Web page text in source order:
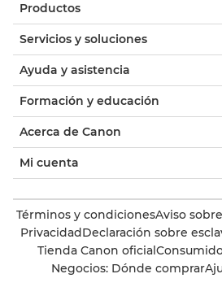
Productos
Servicios y soluciones
Ayuda y asistencia
Formación y educación
Acerca de Canon
Mi cuenta
Términos y condicionesAviso
PrivacidadDeclaración sobre
Tienda Canon oficial
Negocios: Dónde comprar